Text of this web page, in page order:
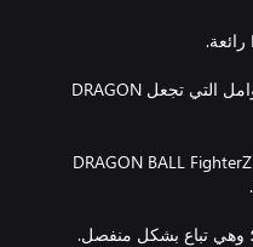
تأتي DRAGON BALL FighterZ من العوامل التي تجعل DRAGON
بالشراكة مع Arc System Works، توفر DRAGON BALL FighterZ